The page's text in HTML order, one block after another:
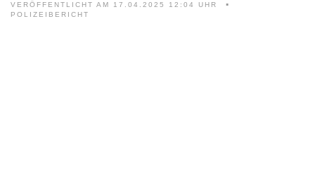
VERÖFFENTLICHT AM 17.04.2025 12:04 UHR
POLIZEIBERICHT